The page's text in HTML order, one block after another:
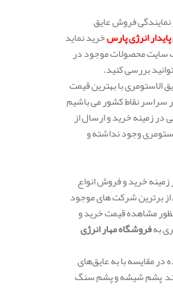
نمایندگی فروش عایق
پایدار انرژی پارسخرید نماید
سایت محصولات موجود در
بررسی کنید.
الاستومری با بهترین قیمت
سراسر نقاط کشور می باشیم
در زمینه خرید و ارسال از
وجود نداشته و
خرید و فروش انواع
از برترین شرکت های موجود
مشاهده قیمت خرید و
بهفروشگاه مهار انرژی
در مقایسه با به عایق‌های
پشم شیشه و پشم سنگ